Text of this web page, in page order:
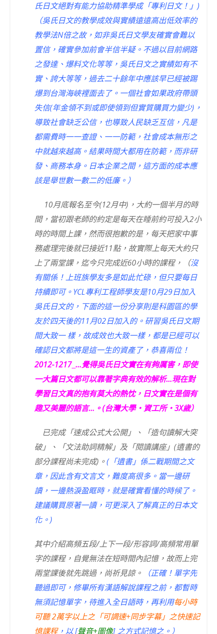
氏日文絕對有能力協助精準學成「專利日文！」)
（吳氏日文的教學成效與實績遠遠高出低效率的
教學法N倍之故，如非吳氏日文學友確實會難以
置信，確實參加前會半信半疑。不過以目前網路
之發達、爆料文化等等，吳氏日文之實績如有不
實、誇大等等，過去二十餘年中應該早已經被踢
爆到台灣海峽裡面去了。一個社會如果政府帶頭
失信(年金領不到或即使領到但實質購買力變少)，
導致社會缺乏公信，也導致人民缺乏互信，凡是
都需費時一一查證、一一防範，社會成本無形之
中就越來越高。結果時間大都用在防範，而非研
發、商務本身。日本企業之間，這方面的成本應
該是舉世數一數二的低廉。）
10月底報名至今(12月中)，大約一個半月的時
間，當初跟老師的約定是每天在睡前約可投入2小
時的時間上課，然而很抱歉的是，每天把家中事
務處理完後就已接近11點，故實際上每天大約只
上了兩堂課，迄今只完成近60小時的課程，（沒
有關係！上班族學友多是如此忙碌，但只要每日
持續即可。YCL專利工程師學友是10月29日加入
吳氏日文的，下面的這一份分享則是科園區的學
友於四天後的11月02日加入的。研習吳氏日文期
間大致一 樣，故成效也大致一樣，都是已經可以
確認日文都將是這一生的資產了，恭喜兩位！
2012-1217 …覺得吳氏日文實在有夠厲害，即使
一大篇日文都可以靠著字典有效的解析…現在對
學習日文真的抱有莫大的熱忱，日文實在是個有
趣又美麗的語言…。(台灣大學‧資工所‧3X歲）
已完成「速成公式大公開」、「造句讀解大突
破」、「文法助詞精解」及「閱讀講座」(遺書的
部分課程尚未完成)。(「遺書」係二戰期間之文
章，因此含有文言文，難度高很多。當一邊研
讀，一邊熱淚盈眶時，就是確實看懂的時候了。
建議購買原著一讀，可更深入了解真正的日本文
化。)
其中介紹高頻五段/上下一段/形容詞/高頻常用單
字的課程，自覺無法在短時間內記憶，故而上完
兩堂課後就先跳過，尚祈見諒。
（正確！單字先
聽過即可，修畢所有漢語解說課程之前，都暫時
無須記憶單字，待進入全日語時，再利用每小時
可聽 2萬字以上之「可調速+同步字幕」之快速記
憶課程，以 [聲音+圖像] 之方式記憶之。）